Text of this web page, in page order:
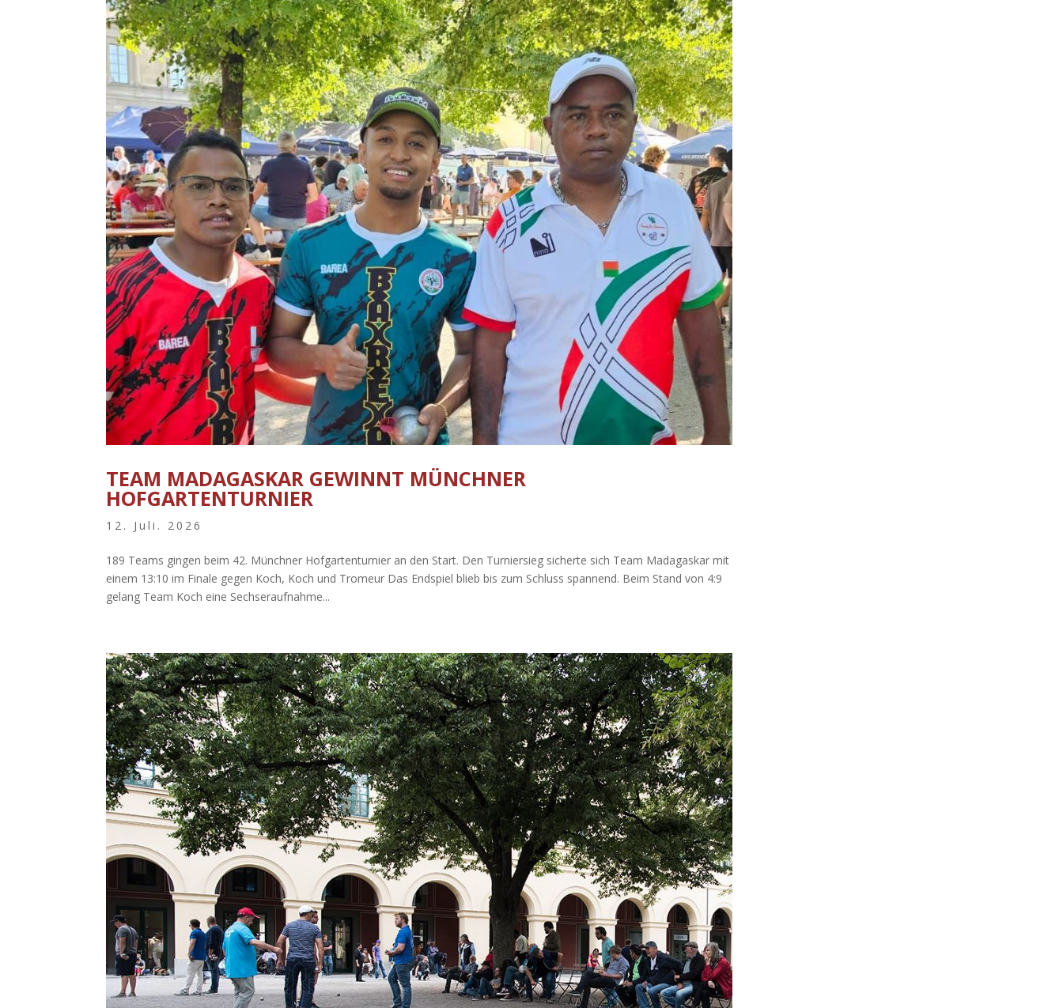
TEAM MADAGASKAR GEWINNT MÜNCHNER
HOFGARTENTURNIER
12. Juli. 2026
189 Teams gingen beim 42. Münchner Hofgartenturnier an den Start. Den Turniersieg sicherte sich Team Madagaskar mit
einem 13:10 im Finale gegen Koch, Koch und Tromeur Das Endspiel blieb bis zum Schluss spannend. Beim Stand von 4:9
gelang Team Koch eine Sechseraufnahme...